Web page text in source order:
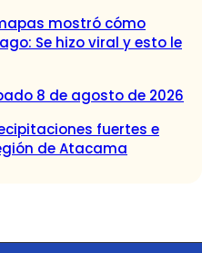
mostró cómo
Se hizo viral y esto le
8 de agosto de 2026
fuertes e
de Atacama